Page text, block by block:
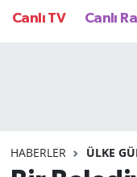
Canlı TV Canlı
HABERLER ÜLKE
Hava